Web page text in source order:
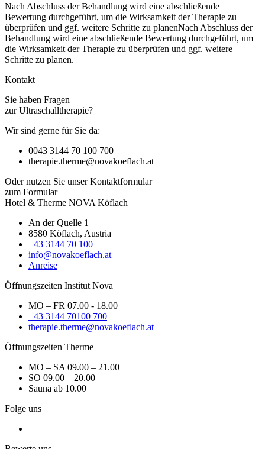
Nach Abschluss der Behandlung wird eine abschließende
Bewertung durchgeführt, um die Wirksamkeit der Therapie zu
überprüfen und ggf. weitere Schritte zu planenNach Abschluss der
Behandlung wird eine abschließende Bewertung durchgeführt, um
die Wirksamkeit der Therapie zu überprüfen und ggf. weitere
Schritte zu planen.
Kontakt
Sie haben Fragen
zur Ultraschalltherapie?
Wir sind gerne für Sie da:
0043 3144 70 100 700
therapie.therme@novakoeflach.at
Oder nutzen Sie unser Kontaktformular
zum Formular
Hotel & Therme NOVA Köflach
An der Quelle 1
8580 Köflach, Austria
+43 3144 70 100
info@novakoeflach.at
Anreise
Öffnungszeiten Institut Nova
MO – FR 07.00 - 18.00
+43 3144 70100 700
therapie.therme@novakoeflach.at
Öffnungszeiten Therme
MO – SA 09.00 – 21.00
SO 09.00 – 20.00
Sauna ab 10.00
Folge uns